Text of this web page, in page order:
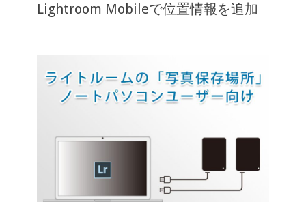
Lightroom Mobileで位置情報を追加